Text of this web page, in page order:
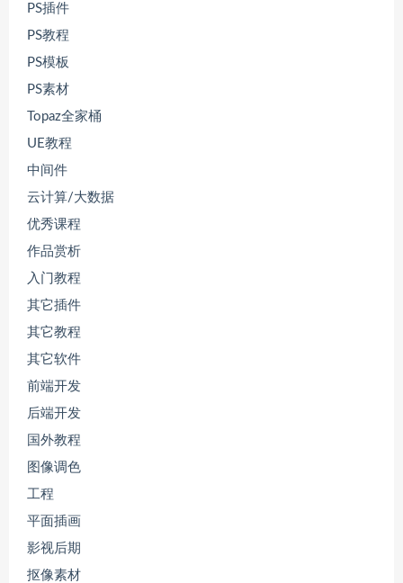
PS插件
PS教程
PS模板
PS素材
Topaz全家桶
UE教程
中间件
云计算/大数据
优秀课程
作品赏析
入门教程
其它插件
其它教程
其它软件
前端开发
后端开发
国外教程
图像调色
工程
平面插画
影视后期
抠像素材